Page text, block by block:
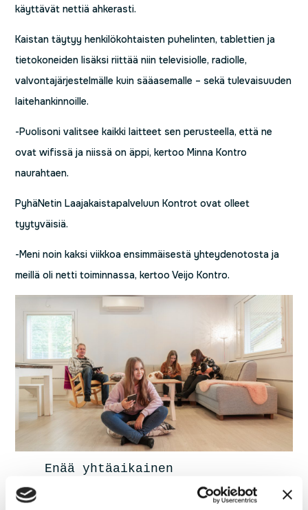
käyttävät nettiä ahkerasti.
Kaistan täytyy henkilökohtaisten puhelinten, tablettien ja
tietokoneiden lisäksi riittää niin televisiolle, radiolle,
valvontajärjestelmälle kuin sääasemalle – sekä tulevaisuuden
laitehankinnoille.
-Puolisoni valitsee kaikki laitteet sen perusteella, että ne
ovat wifissä ja niissä on äppi, kertoo Minna Kontro
naurahtaen.
PyhäNetin Laajakaistapalveluun Kontrot ovat olleet
tyytyväisiä.
-Meni noin kaksi viikkoa ensimmäisestä yhteydenotosta ja
meillä oli netti toiminnassa, kertoo Veijo Kontro.
Enää yhtäaikainen
netinkäyttö ei aiheuta